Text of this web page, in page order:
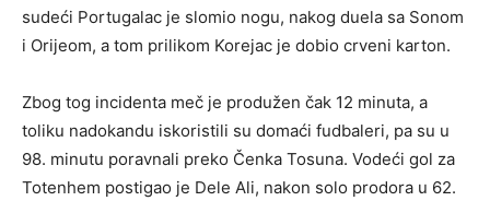
sudeći Portugalac je slomio nogu, nakog duela sa Sonom
i Orijeom, a tom prilikom Korejac je dobio crveni karton.
Zbog tog incidenta meč je produžen čak 12 minuta, a
toliku nadokandu iskoristili su domaći fudbaleri, pa su u
98. minutu poravnali preko Čenka Tosuna. Vodeći gol za
Totenhem postigao je Dele Ali, nakon solo prodora u 62.